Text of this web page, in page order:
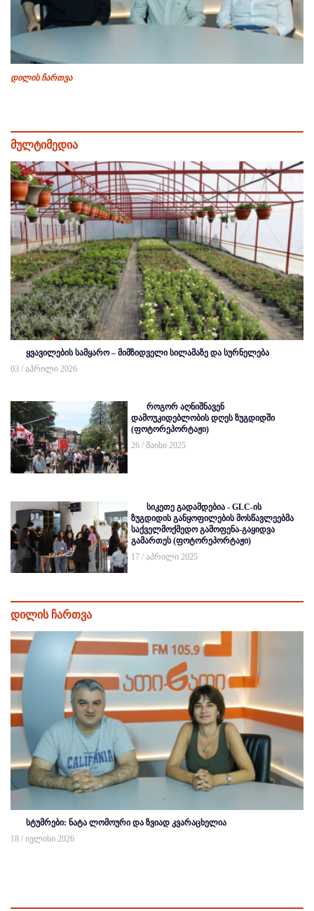
დილის ჩართვა
მულტიმედია
ყვავილების სამყარო – მიმზიდველი სილამაზე და სურნელება
03 / აპრილი 2026
როგორ აღნიშნავენ
დამოუკიდებლობის დღეს ზუგდიდში
(ფოტორეპორტაჟი)
26 / მაისი 2025
სიკეთე გადამდებია - GLC-ის
ზუგდიდის განყოფილების მოსწავლეებმა
საქველმოქმედო გამოფენა-გაყიდვა
გამართეს (ფოტორეპორტაჟი)
17 / აპრილი 2025
დილის ჩართვა
სტუმრები: ნატა ლომოური და ზვიად კვარაცხელია
18 / ივლისი 2026